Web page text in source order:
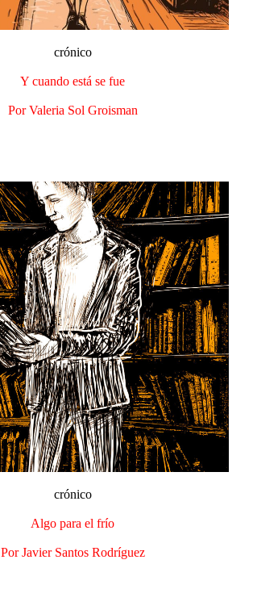
crónico
Y cuando está se fue
Por Valeria Sol Groisman
crónico
Algo para el frío
Por Javier Santos Rodríguez